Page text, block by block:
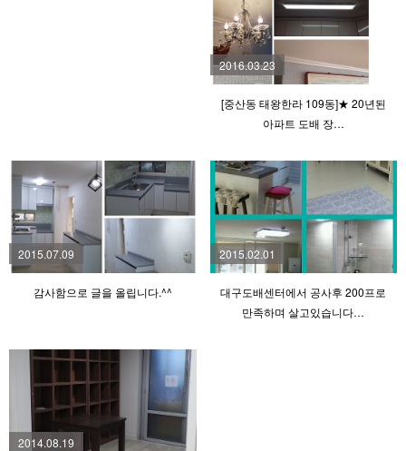
2016.03.23
[중산동 태왕한라 109동]★ 20년된
아파트 도배 장…
2015.07.09
감사함으로 글을 올립니다.^^
2015.02.01
대구도배센터에서 공사후 200프로
만족하며 살고있습니다…
2014.08.19